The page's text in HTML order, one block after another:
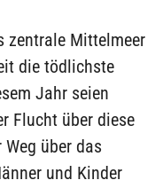
zentrale Mittelmeer
die tödlichste
Jahr seien
Flucht über diese
über das
und Kinder